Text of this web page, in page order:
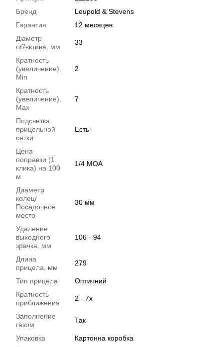
Бренд
Leupold & Stevens
Гарантия
12 месяцев
Діаметр
об'єктива, мм
33
Кратность
(увеличение),
Min
2
Кратность
(увеличение),
Max
7
Подсветка
прицельной
сетки
Есть
Цена
поправки (1
клика) на 100
м
1/4 MOA
Диаметр
колец/
Посадочное
место
30 мм
Удаление
выходного
зрачка, мм
106 - 94
Длина
прицела, мм
279
Тип прицела
Оптичний
Кратность
приближения
2 - 7х
Заполнение
газом
Так
Упаковка
Картонна коробка